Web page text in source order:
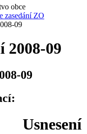
obce
zasedání ZO
09
2008-09
09
Usnesení